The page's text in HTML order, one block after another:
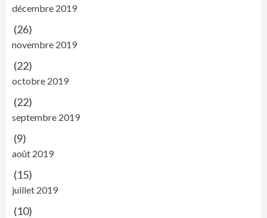
décembre 2019
(26)
novembre 2019
(22)
octobre 2019
(22)
septembre 2019
(9)
août 2019
(15)
juillet 2019
(10)